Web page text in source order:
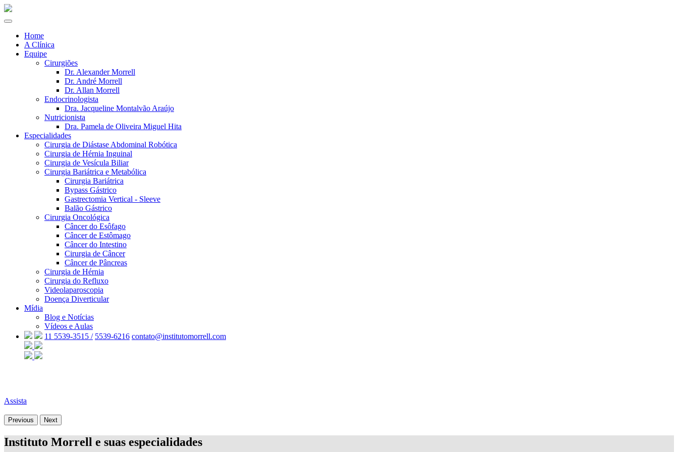
Home
A Clínica
Equipe
Cirurgiões
Dr. Alexander Morrell
Dr. André Morrell
Dr. Allan Morrell
Endocrinologista
Dra. Jacqueline Montalvão Araújo
Nutricionista
Dra. Pamela de Oliveira Miguel Hita
Especialidades
Cirurgia de Diástase Abdominal Robótica
Cirurgia de Hérnia Inguinal
Cirurgia de Vesícula Biliar
Cirurgia Bariátrica e Metabólica
Cirurgia Bariátrica
Bypass Gástrico
Gastrectomia Vertical - Sleeve
Balão Gástrico
Cirurgia Oncológica
Câncer do Esôfago
Câncer de Estômago
Câncer do Intestino
Cirurgia de Câncer
Câncer de Pâncreas
Cirurgia de Hérnia
Cirurgia do Refluxo
Videolaparoscopia
Doença Diverticular
Mídia
Blog e Notícias
Vídeos e Aulas
11 5539-3515 / 5539-6216 contato@institutomorrell.com
Assista
Previous Next
Instituto Morrell e suas especialidades